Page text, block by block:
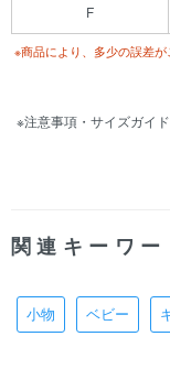
F
※商品により、多少の誤差が
※注意事項・サイズガイ
関連キーワー
小物 ベビー